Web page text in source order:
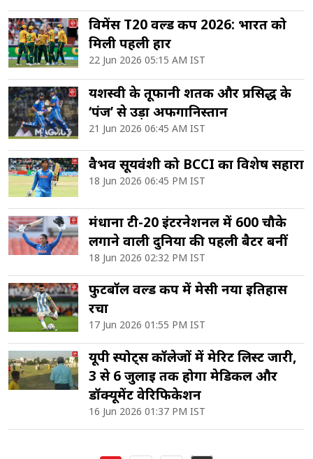
विमेंस T20 वर्ल्ड कप 2026: भारत को
मिली पहली हार
22 Jun 2026 05:15 AM IST
यशस्वी के तूफानी शतक और प्रसिद्ध के
‘पंज’ से उड़ा अफगानिस्तान
21 Jun 2026 06:45 AM IST
वैभव सूर्यवंशी को BCCI का विशेष सहारा
18 Jun 2026 06:45 PM IST
मंधाना टी-20 इंटरनेशनल में 600 चौके
लगाने वाली दुनिया की पहली बैटर बनीं
18 Jun 2026 02:32 PM IST
फुटबॉल वर्ल्ड कप में मेसी नया इतिहास
रचा
17 Jun 2026 01:55 PM IST
यूपी स्पोर्ट्स कॉलेजों में मेरिट लिस्ट जारी,
3 से 6 जुलाई तक होगा मेडिकल और
डॉक्यूमेंट वेरिफिकेशन
16 Jun 2026 01:37 PM IST